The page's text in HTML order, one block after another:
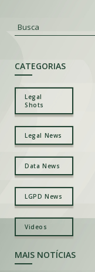
CATEGORIAS
Legal
Shots
Legal News
Data News
LGPD News
Videos
MAIS NOTÍCIAS